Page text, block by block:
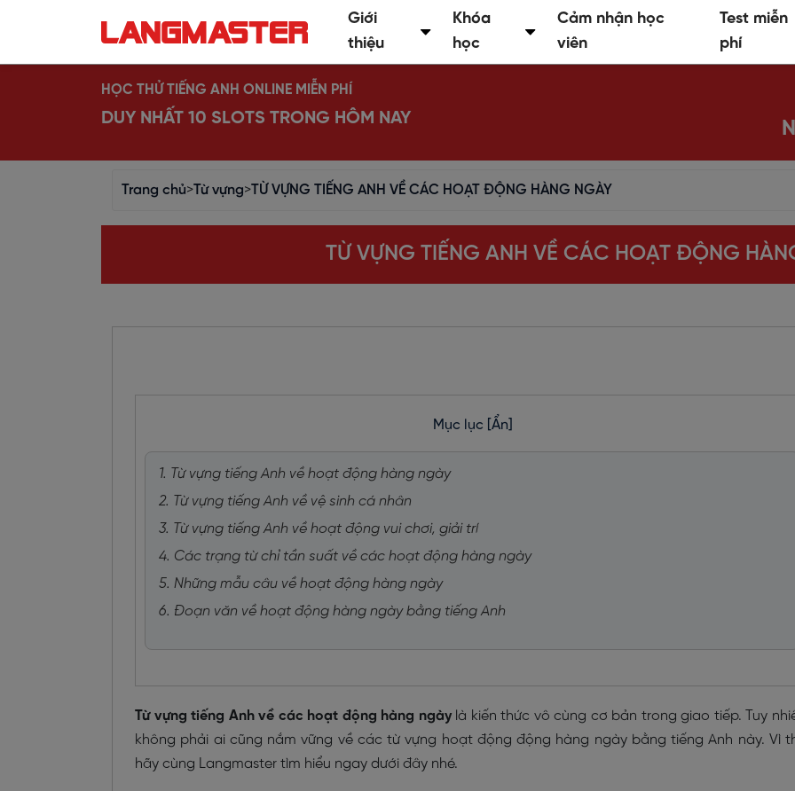
Giới
thiệu
Khóa
học
Cảm nhận học
viên
Test miễn
phí
HỌC THỬ TIẾNG ANH ONLINE MIỄN PHÍ
DUY NHẤT 10 SLOTS TRONG HÔM NAY
Trang chủ>Từ vựng>TỪ VỰNG TIẾNG ANH VỀ CÁC HOẠT ĐỘNG HÀNG NGÀY
TỪ VỰNG TIẾNG ANH VỀ CÁC HOẠT ĐỘNG
Mục lục [Ẩn]
1. Từ vựng tiếng Anh về hoạt động hàng ngày
2. Từ vựng tiếng Anh về vệ sinh cá nhân
3. Từ vựng tiếng Anh về hoạt động vui chơi, giải trí
4. Các trạng từ chỉ tần suất về các hoạt động hàng ngày
5. Những mẫu câu về hoạt động hàng ngày
6. Đoạn văn về hoạt động hàng ngày bằng tiếng Anh
Từ vựng tiếng Anh về các hoạt động hàng ngàylà kiến thức vô cùng cơ bản trong giao tiếp. Tuy
không phải ai cũng nắm vững về các từ vựng hoạt động động hàng ngày bằng tiếng Anh này. Vì
hãy cùng Langmaster tìm hiểu ngay dưới đây nhé.